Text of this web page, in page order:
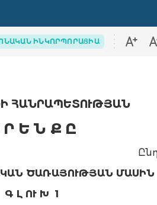
ԻՆԿՈՐՊՈՐԱՑԻԱ
ՀԱՆՐԱՊԵՏՈՒԹՅԱՆ
Ե Ն Ք Ը
ԾԱՌԱՅՈՒԹՅԱՆ ՄԱՍԻՆ
Գ Լ ՈՒ Խ 1